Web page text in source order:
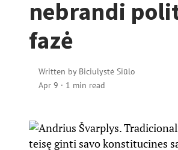
nebrandi
fazė
Written by Biciulystė Siūlo
Apr 9 · 1 min read